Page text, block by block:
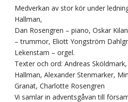
Medverkan av stor kör under
Hallman,
Dan Rosengren – piano, Oskar
– trummor, Eliott Yongström
Lekenstam – orgel.
Texter och ord: Andreas
Hallman, Alexander Stenmarker,
Granat, Charlotte Rosengren
Vi samlar in adventsgåvan till